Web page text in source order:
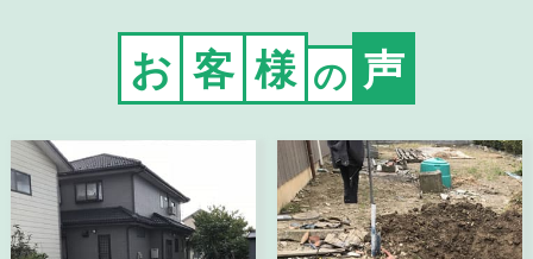
お 客 様 の 声